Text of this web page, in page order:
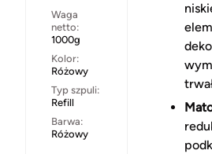
Waga
netto:
1000g
Kolor:
Różowy
Typ szpuli:
Refill
Barwa:
Różowy